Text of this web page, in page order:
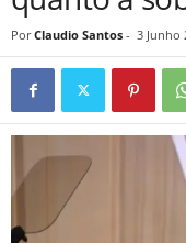
Por Claudio Santos - 3 Junho